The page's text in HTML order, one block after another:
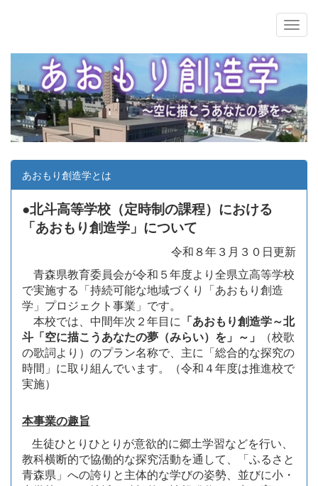
あおもり創造学とは
●北斗高等学校（定時制の課程）における
「あおもり創造学」について
令和８年３月３０日更新
青森県教育委員会が令和５年度より全県立高等学校
で実施する「持続可能な地域づくり「あおもり創造
学」プロジェクト事業」です。
本校では、中間年次２年目に
「あおもり創造学～北
斗「空に描こうあなたの夢（みらい）を」～」
（校歌
の歌詞より）のプラン名称で、主に「総合的な探究の
時間」に取り組んでいます。（令和４年度は推進校で
実施）
本事業の趣旨
生徒ひとりひとりが意欲的に郷土学習などを行い、
教科横断的で協働的な探究活動を通して、「ふるさと
青森県」への誇りと主体的な学びの姿勢、並びに小・